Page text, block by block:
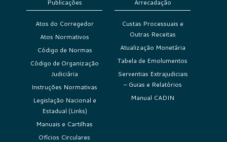
Publicações
Atos do Corregedor
Atos Normativos
Código de Normas
Código de Organização
Judiciária
Instruções Normativas
Legislação Nacional e
Estadual (Links)
Manuais e Cartilhas
Ofícios Circulares
Arrecadação
Custas Processuais e
Outras Receitas
Atualização Monetária
Tabela de Emolumentos
Serventias Extrajudiciais
– Guias e Relatórios
Manual CADIN